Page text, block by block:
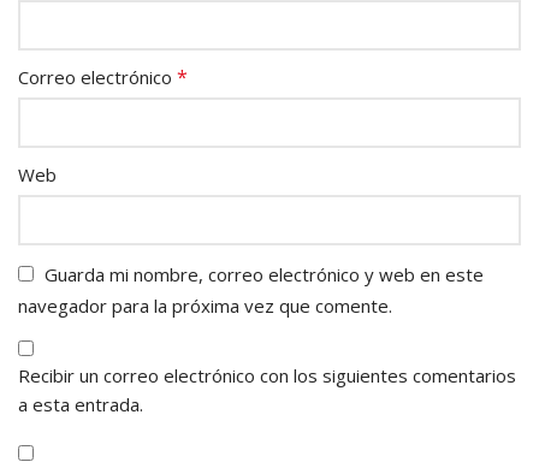
Correo electrónico *
Web
Guarda mi nombre, correo electrónico y web en este
navegador para la próxima vez que comente.
Recibir un correo electrónico con los siguientes comentarios
a esta entrada.